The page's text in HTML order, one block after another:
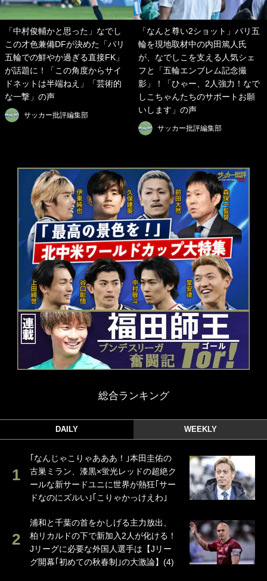
「中村俊輔かと思った」なでし
この才色兼備DFが決めた「パリ
五輪での鮮やか過ぎる直接FK」
が話題に！「この角度からサイ
ドネットは半端ねえ」「芸術的
な一撃」の声
サッカー批評編集部
「なんと尊い2ショット」パリ五
輪を現地取材中の内田篤人氏
が、なでしこを支える人気シェ
フと「五輪エンブレム記念撮
影」！「ひゃー、2人強力！なで
しこちゃんたちのサポートお願
いします」の声
サッカー批評編集部
総合ランキング
DAILY WEEKLY
｢なんじゃこりゃあああ！｣本田圭佑の
古巣ミラン、漆黒×蛍光レッドの超絶ク
ールな新サードユニに世界が熱狂｢サー
ドなのにズルい｣｢こりゃかっけえわ｣
浦和と千葉の首をかしげる主力放出、
柏リカルドの下で新加入2人が化ける！
Jリーグに必要な外国人選手は【Jリー
グ開幕｢初めての秋春制｣の大激論】(4)